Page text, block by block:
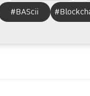
#BAScii